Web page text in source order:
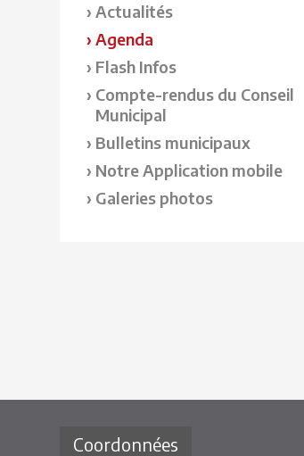
Actualités
Agenda
Flash Infos
Compte-rendus du Conseil
Municipal
Bulletins municipaux
Notre Application mobile
Galeries photos
Coordonnées